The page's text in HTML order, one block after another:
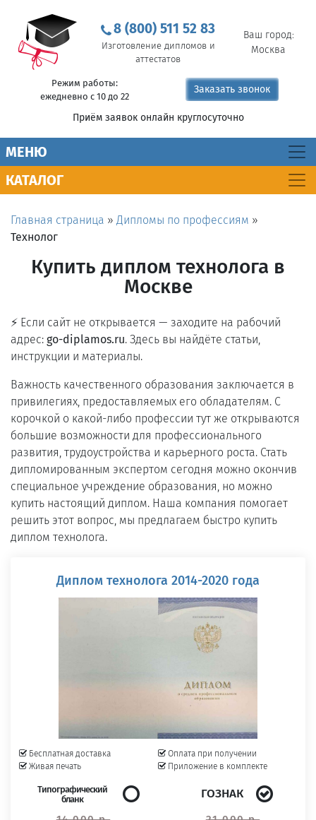
8 (800) 511 52 83
Изготовление дипломов и
аттестатов
Ваш город:
Москва
Режим работы:
ежедневно с 10 до 22
Заказать звонок
Приём заявок онлайн круглосуточно
MEНЮ
КАТАЛОГ
Главная страница » Дипломы по профессиям »
Технолог
Купить диплом технолога в
Москве
⚡ Если сайт не открывается — заходите на рабочий
адрес: go-diplamos.ru. Здесь вы найдёте статьи,
инструкции и материалы.
Важность качественного образования заключается в
привилегиях, предоставляемых его обладателям. С
корочкой о какой-либо профессии тут же открываются
большие возможности для профессионального
развития, трудоустройства и карьерного роста. Стать
дипломированным экспертом сегодня можно окончив
специальное учреждение образования, но можно
купить настоящий диплом. Наша компания помогает
решить этот вопрос, мы предлагаем быстро купить
диплом технолога.
Диплом технолога 2014-2020 года
Бесплатная доставка
Живая печать
Оплата при получении
Приложение в комплекте
Типографический
бланк
ГОЗНАК